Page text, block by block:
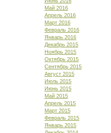
Май 2016
Апрель 2016
Март 2016
Февраль 2016
Январь 2016
Декабрь 2015
Ноябрь 2015
Октябрь 2015
Сентябрь 2015
Август 2015
Июль 2015
Июнь 2015
Май 2015
Апрель 2015
Март 2015
Февраль 2015
Январь 2015